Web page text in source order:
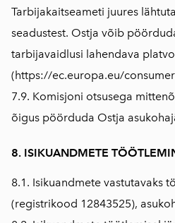
Tarbijakaitseameti juures
seadustest. Ostja võib
tarbijavaidlusi lahendava
(https://ec.europa.eu/
7.9. Komisjoni otsusega
õigus pöörduda Ostja
8. ISIKUANDMETE
8.1. Isikuandmete vastutavaks
(registrikood 12843525),